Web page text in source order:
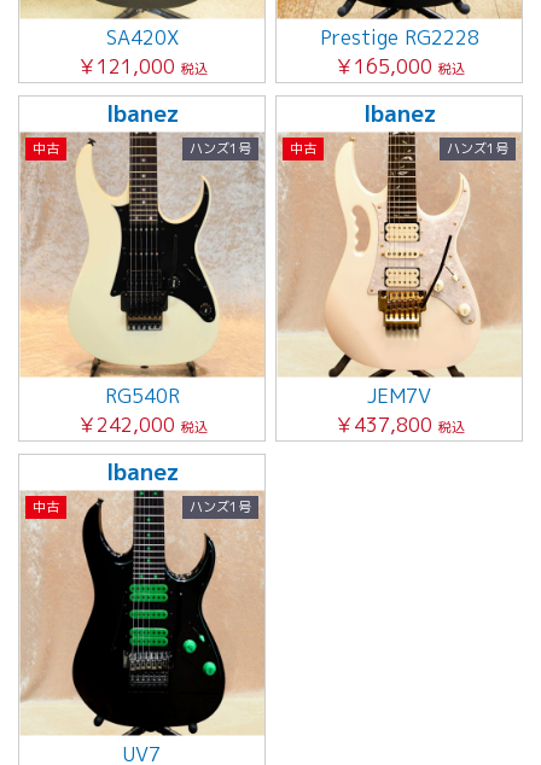
SA420X
￥121,000 税込
Prestige RG2228
￥165,000 税込
Ibanez
中古 ハンズ1号
RG540R
￥242,000 税込
Ibanez
中古 ハンズ1号
JEM7V
￥437,800 税込
Ibanez
中古 ハンズ1号
UV7